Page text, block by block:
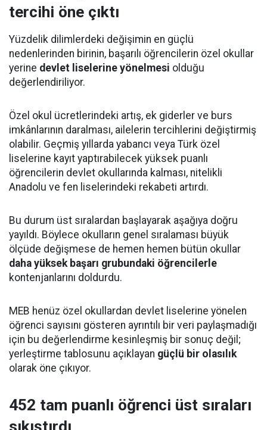
tercihi öne çıktı
Yüzdelik dilimlerdeki değişimin en güçlü
nedenlerinden birinin, başarılı öğrencilerin özel okullar
yerine devlet liselerine yönelmesi olduğu
değerlendiriliyor.
Özel okul ücretlerindeki artış, ek giderler ve burs
imkânlarının daralması, ailelerin tercihlerini değiştirmiş
olabilir. Geçmiş yıllarda yabancı veya Türk özel
liselerine kayıt yaptırabilecek yüksek puanlı
öğrencilerin devlet okullarında kalması, nitelikli
Anadolu ve fen liselerindeki rekabeti artırdı.
Bu durum üst sıralardan başlayarak aşağıya doğru
yayıldı. Böylece okulların genel sıralaması büyük
ölçüde değişmese de hemen hemen bütün okullar
daha yüksek başarı grubundaki öğrencilerle
kontenjanlarını doldurdu.
MEB henüz özel okullardan devlet liselerine yönelen
öğrenci sayısını gösteren ayrıntılı bir veri paylaşmadığı
için bu değerlendirme kesinleşmiş bir sonuç değil;
yerleştirme tablosunu açıklayan güçlü bir olasılık
olarak öne çıkıyor.
452 tam puanlı öğrenci üst sıraları
sıkıştırdı